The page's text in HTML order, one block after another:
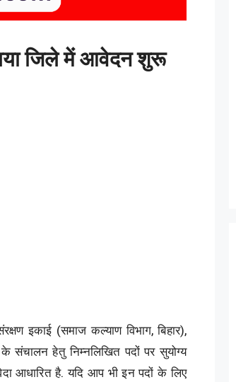
गया जिले में आवेदन शुरू
इकाई (समाज कल्याण विभाग, बिहार),
संचालन हेतु निम्नलिखित पदों पर सुयोग्य
आधारित है. यदि आप भी इन पदों के लिए